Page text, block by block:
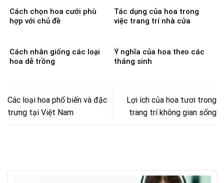
Cách chọn hoa cưới phù
hợp với chủ đề
Tác dụng của hoa trong
việc trang trí nhà cửa
Cách nhân giống các loại
hoa dễ trồng
Ý nghĩa của hoa theo các
tháng sinh
Các loại hoa phổ biến và đặc
trưng tại Việt Nam
Lợi ích của hoa tươi trong
trang trí không gian sống